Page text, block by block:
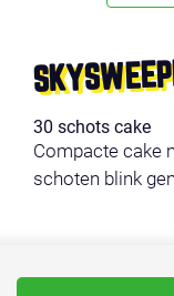
30 schots cake
Compacte cake
schoten blink